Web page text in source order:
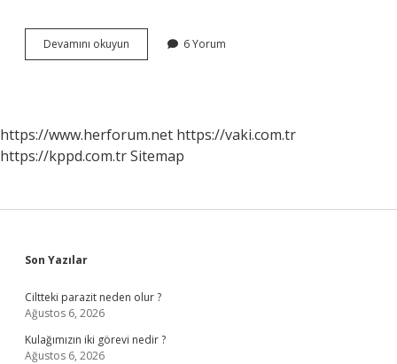
Devamını okuyun
Bidon
6 Yorum
https://www.herforum.net https://vaki.com.tr
https://kppd.com.trSitemap
Sidebar
Son Yazılar
Ciltteki parazit neden olur ?
Ağustos 6, 2026
Kulağımızın iki görevi nedir ?
Ağustos 6, 2026